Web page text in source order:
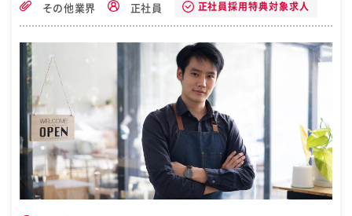
籍。中途入社も多く、協力しながら働く風土です。 ・雰囲気…落ち着
キャリアパス： まずは個人のお客様への保険コンサルタントとして経
験を積んでいただき、将来的には法人営業や保険商品の企画、バック
オフィス系の職種などへチャレンジすることも可能です。 「ずっと同
じ仕事」ではなく、自分の興味や強みに応じて、キャリアを描ける環
境があります。 ■研修制度／OJT制度： 会社の保険商品・制度の概
要、営業活動の基本フロー、業界知識などを学習 過去の事例やトーク
スクリプトを使ったロープレ実施 先輩社員の実際の提案の流れを見て
覚え、慣れてきたら少しずつ実践 月1回の1on1ミーティング ■数字で
みる当社 ◇法人取引数／約2600社 ◇個人契約件数／約64万件 ◇取扱
保険料／約620億円※企業系代理店として、国内トップクラスの取扱
保険料です。 ◇平均有給消化率／12.9日 変更の範囲：会社の定める
その他業界 正社員 正社員採用特典対象求人